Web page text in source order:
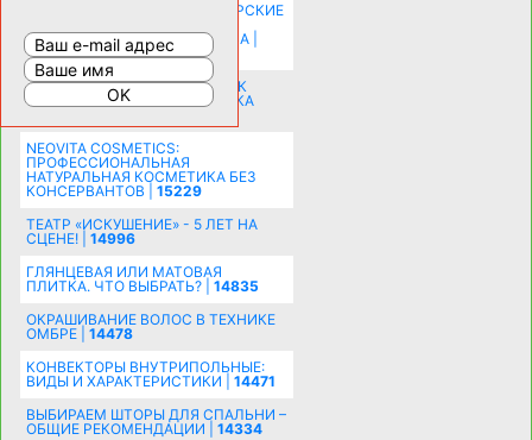
КОМНАТУ: ХИТРЫЕ ДИЗАЙНЕРСКИЕ
РАСШИРЕНИЯ ПРОСТРАНСТВА |
16193
СОБИРАЕМСЯ НА ПРАЗДНИК К
МОЛОДОЖЕНАМ: ПОДГОТОВКА
NEOVITA COSMETICS:
ПРОФЕССИОНАЛЬНАЯ
НАТУРАЛЬНАЯ КОСМЕТИКА БЕЗ
КОНСЕРВАНТОВ | 15229
ТЕАТР «ИСКУШЕНИЕ» - 5 ЛЕТ НА
СЦЕНЕ! | 14996
ГЛЯНЦЕВАЯ ИЛИ МАТОВАЯ
ПЛИТКА. ЧТО ВЫБРАТЬ? | 14835
ОКРАШИВАНИЕ ВОЛОС В ТЕХНИКЕ
ОМБРЕ | 14478
КОНВЕКТОРЫ ВНУТРИПОЛЬНЫЕ:
ВИДЫ И ХАРАКТЕРИСТИКИ | 14471
ВЫБИРАЕМ ШТОРЫ ДЛЯ СПАЛЬНИ –
ОБЩИЕ РЕКОМЕНДАЦИИ | 14334